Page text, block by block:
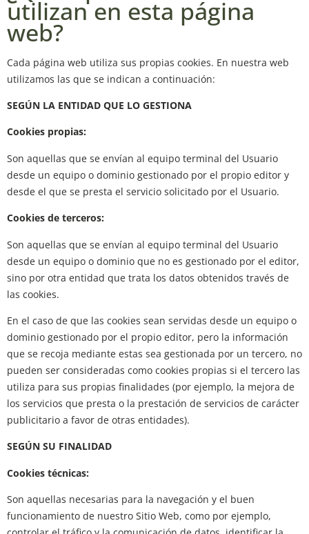
utilizan en esta página
web?
Cada página web utiliza sus propias cookies. En nuestra web
utilizamos las que se indican a continuación:
SEGÚN LA ENTIDAD QUE LO GESTIONA
Cookies propias:
Son aquellas que se envían al equipo terminal del Usuario
desde un equipo o dominio gestionado por el propio editor y
desde el que se presta el servicio solicitado por el Usuario.
Cookies de terceros:
Son aquellas que se envían al equipo terminal del Usuario
desde un equipo o dominio que no es gestionado por el editor,
sino por otra entidad que trata los datos obtenidos través de
las cookies.
En el caso de que las cookies sean servidas desde un equipo o
dominio gestionado por el propio editor, pero la información
que se recoja mediante estas sea gestionada por un tercero, no
pueden ser consideradas como cookies propias si el tercero las
utiliza para sus propias finalidades (por ejemplo, la mejora de
los servicios que presta o la prestación de servicios de carácter
publicitario a favor de otras entidades).
SEGÚN SU FINALIDAD
Cookies técnicas:
Son aquellas necesarias para la navegación y el buen
funcionamiento de nuestro Sitio Web, como por ejemplo,